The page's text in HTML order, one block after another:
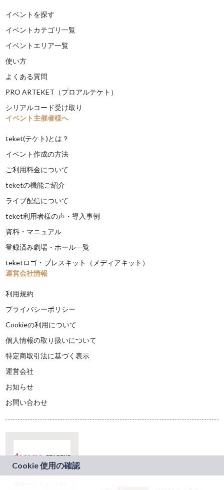
イベントを探す
イベントカテゴリ一覧
イベントエリア一覧
使い方
よくある質問
PRO ARTEKET（プロアルテケト）
シリアルコード受け取り
イベント主催者様へ
teket(テケト)とは？
イベント作成の方法
ご利用料金について
teketの機能ご紹介
ライブ配信について
teket利用者様の声・導入事例
資料・マニュアル
登録済み劇場・ホール一覧
teketロゴ・プレスキット（メディアキット）
運営会社情報
利用規約
プライバシーポリシー
Cookieの利用について
個人情報の取り扱いについて
特定商取引法に基づく表示
運営会社
お知らせ
お問い合わせ